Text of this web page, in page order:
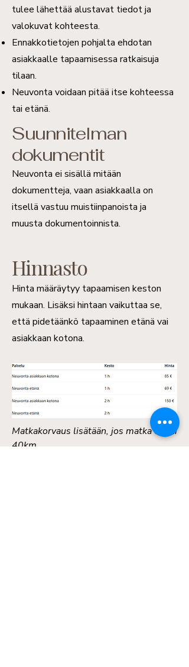
tulee lähettää alustavat tiedot ja
valokuvat kohteesta.
Ennakkotietojen pohjalta ehdotan
asiakkaalle tapaamisessa ratkaisuja
tilaan.
Neuvonta voidaan pitää itse kohteessa
tai etänä.
Suunnitelman
dokumentit
Neuvonta ei sisällä mitään
dokumentteja, vaan asiakkaalla on
itsellä vastuu muistiinpanoista ja
muusta dokumentoinnista.
Hinnasto
Hinta määräytyy tapaamisen keston
mukaan. Lisäksi hintaan vaikuttaa se,
että pidetäänkö tapaaminen etänä vai
asiakkaan kotona.
Matkakorvaus lisätään, jos matka on yli
40km.